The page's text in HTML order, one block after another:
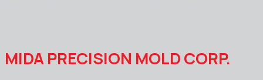
MIDA PRECISION MOLD CORP.